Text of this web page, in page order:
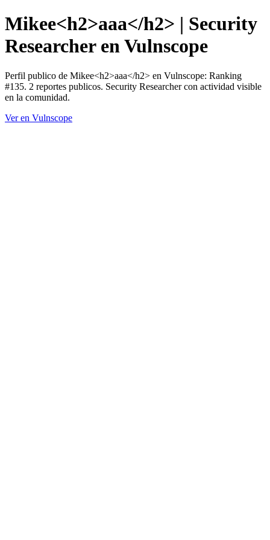
Mikee<h2>aaa</h2> | Security
Researcher en Vulnscope
Perfil publico de Mikee<h2>aaa</h2> en Vulnscope: Ranking
#135. 2 reportes publicos. Security Researcher con actividad visible
en la comunidad.
Ver en Vulnscope